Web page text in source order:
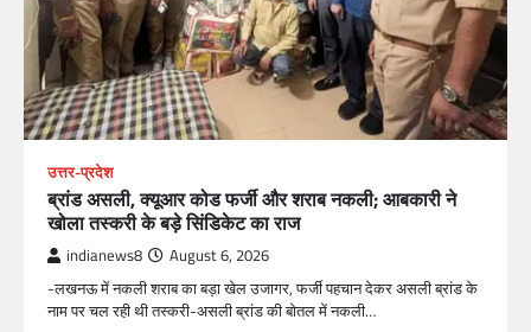
उत्तर-प्रदेश
ब्रांड असली, क्यूआर कोड फर्जी और शराब नकली; आबकारी ने
खोला तस्करी के बड़े सिंडिकेट का राज
indianews8 August 6, 2026
-लखनऊ में नकली शराब का बड़ा खेल उजागर, फर्जी पहचान देकर असली ब्रांड के
नाम पर चल रही थी तस्करी-असली ब्रांड की बोतल में नकली…